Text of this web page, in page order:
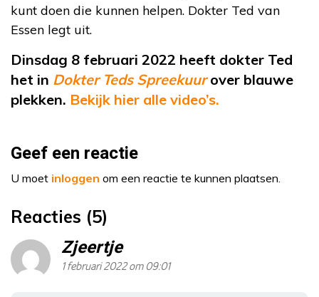
kunt doen die kunnen helpen. Dokter Ted van
Essen legt uit.
Dinsdag 8 februari 2022 heeft dokter Ted
het in Dokter Teds Spreekuurover blauwe
plekken. Bekijk hier alle video’s.
Geef een reactie
U moet inloggen om een reactie te kunnen plaatsen.
Reacties (5)
Zjeertje
1 februari 2022 om 09:01